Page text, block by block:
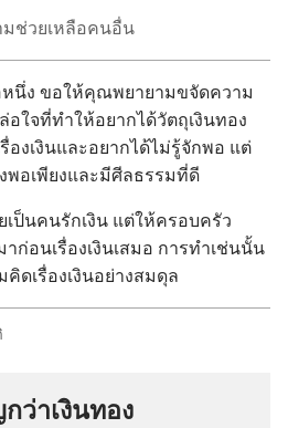
ช่วยเหลือคนอื่น
หนึ่ง ขอให้คุณพยายามขจัดความ
ล่อใจที่ทำให้อยากได้วัตถุเงินทอง
องเงินและอยากได้ไม่รู้จักพอ แต่
พอเพียงและมีศีลธรรมที่ดี
เป็นคนรักเงิน แต่ให้ครอบครัว
าก่อนเรื่องเงินเสมอ การทำเช่นนั้น
คิดเรื่องเงินอย่างสมดุล
กว่าเงินทอง